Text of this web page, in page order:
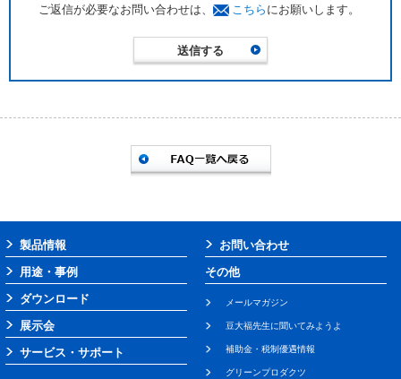
ご返信が必要なお問い合わせは、
こちら にお願いします。
製品情報
用途・事例
ダウンロード
展示会
サービス・サポート
お問い合わせ
その他
メールマガジン
豆大福先生に聞いてみようよ
補助金・税制優遇情報
グリーンプロダクツ